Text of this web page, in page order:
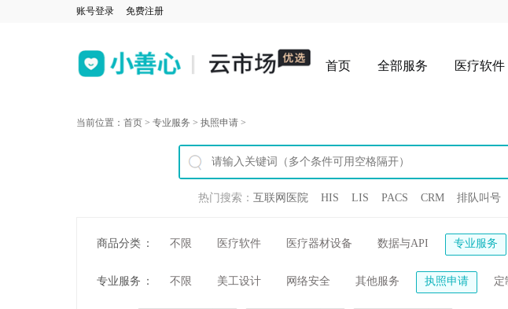
账号登录 免费注册
首页 全部服务 医疗软件
当前位置： 首页 > 专业服务 > 执照申请 >
热门搜索： 互联网医院 HIS LIS PACS CRM 排队叫号
商品分类 ： 不限 医疗软件 医疗器材设备 数据与API 专业服务
专业服务 ： 不限 美工设计 网络安全 其他服务 执照申请 定